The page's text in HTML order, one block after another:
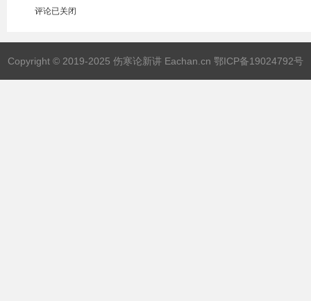
评论已关闭
Copyright © 2019-2025 伤寒论新讲 Eachan.cn 鄂ICP备19024792号